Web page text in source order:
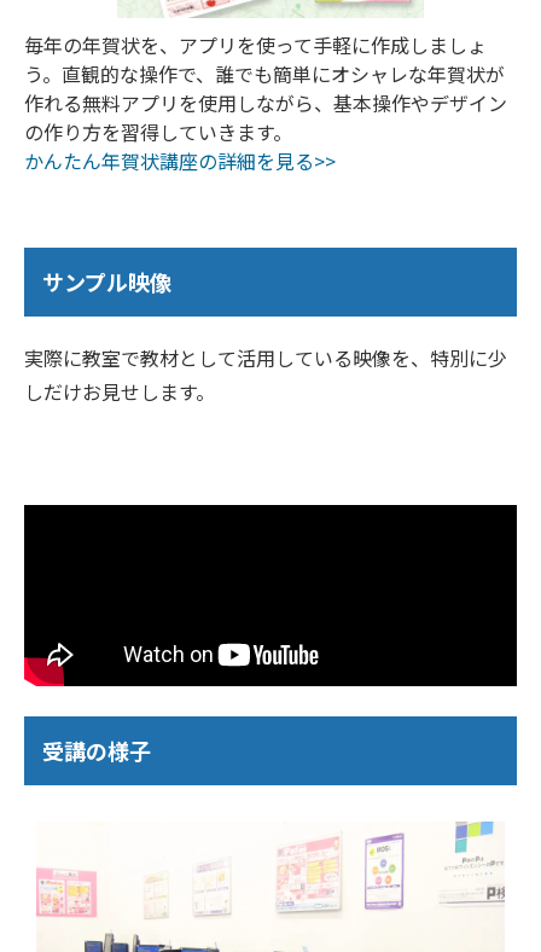
毎年の年賀状を、アプリを使って手軽に作成しましょ
う。直観的な操作で、誰でも簡単にオシャレな年賀状が
作れる無料アプリを使用しながら、基本操作やデザイン
の作り方を習得していきます。
かんたん年賀状講座の詳細を見る>>
サンプル映像
実際に教室で教材として活用している映像を、特別に少
しだけお見せします。
受講の様子